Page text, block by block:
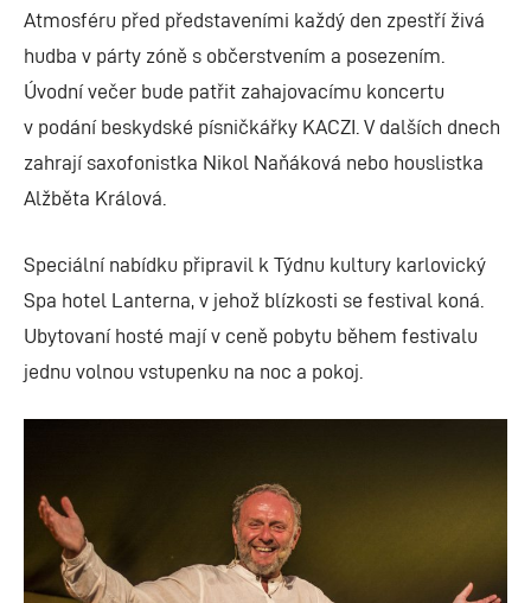
Atmosféru před představeními každý den zpestří živá
hudba v párty zóně s občerstvením a posezením.
Úvodní večer bude patřit zahajovacímu koncertu
v podání beskydské písničkářky KACZI. V dalších dnech
zahrají saxofonistka Nikol Naňáková nebo houslistka
Alžběta Králová.
Speciální nabídku připravil k Týdnu kultury karlovický
Spa hotel Lanterna, v jehož blízkosti se festival koná.
Ubytovaní hosté mají v ceně pobytu během festivalu
jednu volnou vstupenku na noc a pokoj.